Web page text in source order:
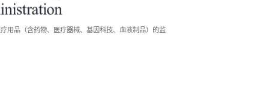
用品（含药物、医疗器械、基因科技、血液制品）的监